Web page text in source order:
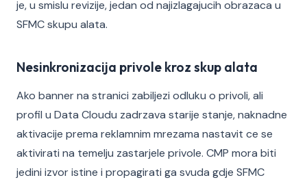
je, u smislu revizije, jedan od najizlagajucih obrazaca u
SFMC skupu alata.
Nesinkronizacija privole kroz skup alata
Ako banner na stranici zabiljezi odluku o privoli, ali
profil u Data Cloudu zadrzava starije stanje, naknadne
aktivacije prema reklamnim mrezama nastavit ce se
aktivirati na temelju zastarjele privole. CMP mora biti
jedini izvor istine i propagirati ga svuda gdje SFMC